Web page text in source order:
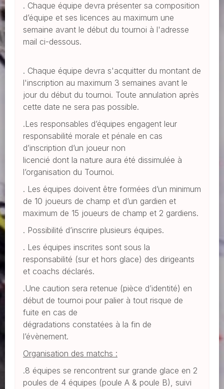
. Chaque équipe devra présenter sa composition
d’équipe et ses licences au maximum une
semaine avant le début du tournoi à l'adresse
mail ci-dessous.
. Chaque équipe devra s'acquitter du montant de
l'inscription au maximum 3 semaines avant le
jour du début du tournoi. Toute annulation après
cette date ne sera pas possible.
.Les responsables d’équipes engagent leur
responsabilité morale et pénale en cas
d’inscription d’un joueur non
licencié dont la nature aura été dissimulée à
l’organisation du Tournoi.
. Les équipes doivent être formées d’un minimum
de 10 joueurs de champ et d’un gardien et
maximum de 15 joueurs de champ et 2 gardiens.
. Possibilité d’inscrire plusieurs équipes.
. Les équipes inscrites sont sous la
responsabilité (sur et hors glace) des dirigeants
et coachs déclarés.
.Une caution sera retenue (pièce d’identité) en
début de tournoi pour palier à tout risque de
fuite en cas de
dégradations constatées à la fin de
l’évènement.
Organisation des matchs :
.8 équipes se rencontrent sur grande glace en 2
poules de 4 équipes (poule A & poule B), suivi